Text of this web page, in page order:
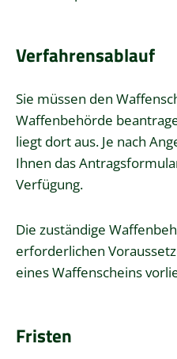
Verfahrensablauf
Sie müssen den
Waffenbehörde
liegt dort aus. Je nach
Ihnen das
Verfügung.
Die zuständige
erforderlichen
eines Waffenscheins
Fristen